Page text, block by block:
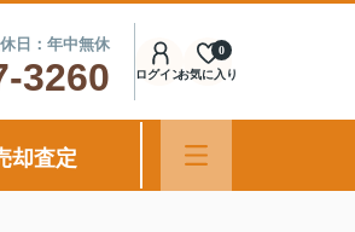
日：年中無休
3260 ログインお気に入り
0
却査定